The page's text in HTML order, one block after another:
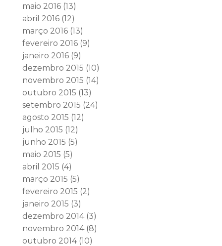
maio 2016(13)
abril 2016(12)
março 2016(13)
fevereiro 2016(9)
janeiro 2016(9)
dezembro 2015 (10)
novembro 2015 (14)
outubro 2015 (13)
setembro 2015 (24)
agosto 2015 (12)
julho 2015 (12)
junho 2015 (5)
maio 2015 (5)
abril 2015 (4)
março 2015 (5)
fevereiro 2015 (2)
janeiro 2015 (3)
dezembro 2014(3)
novembro 2014(8)
outubro 2014(10)